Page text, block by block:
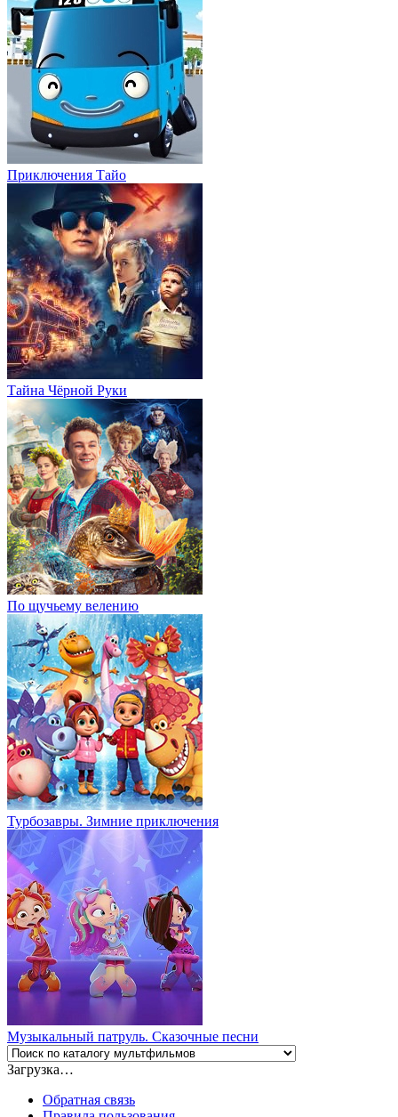
Приключения Тайо
Тайна Чёрной Руки
По щучьему велению
Турбозавры. Зимние приключения
Музыкальный патруль. Сказочные песни
Загрузка…
Обратная связь